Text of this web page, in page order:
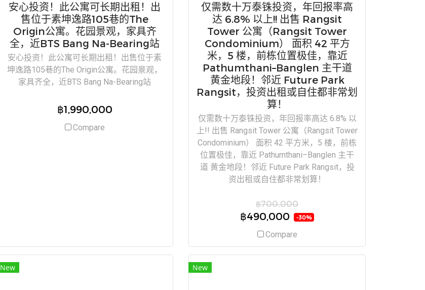
安心投资！此公寓可长期出租！出
售位于素坤逸路105巷的The
Origin公寓。花园景观，家具齐
全，近BTS Bang Na-Bearing站
安心投资！此公寓可长期出租！出售位于素
坤逸路105巷的The Origin公寓。花园景观，
家具齐全，近BTS Bang Na-Bearing站
฿1,990,000
Compare
仅需数十万泰铢投资，年回报率高
达 6.8% 以上!! 出售 Rangsit
Tower 公寓（Rangsit Tower
Condominium） 面积 42 平方
米，5 楼，前栋位置极佳，靠近
Pathumthani–Banglen 主干道
黄金地段！邻近 Future Park
Rangsit，投资出租或自住都非常划
算！
仅需数十万泰铢投资，年回报率高达 6.8% 以
上!! 出售 Rangsit Tower 公寓（Rangsit Tower
Condominium） 面积 42 平方米，5 楼，前栋
位置极佳，靠近 Pathumthani–Banglen 主干
道 黄金地段！邻近 Future Park Rangsit，投
资出租或自住都非常划算！
฿700,000
฿490,000 -30%
Compare
New New